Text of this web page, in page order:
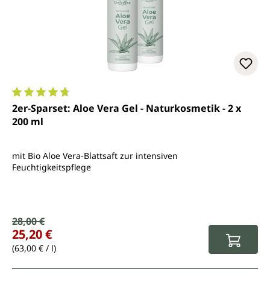
Durchschnittliche Bewertung von 4.7 von 5 Sternen
2er-Sparset: Aloe Vera Gel - Naturkosmetik - 2 x
200 ml
mit Bio Aloe Vera-Blattsaft zur intensiven
Feuchtigkeitspflege
Verkaufspreis:
Regulärer Preis:
28,00 €
25,20 €
(63,00 € / l)